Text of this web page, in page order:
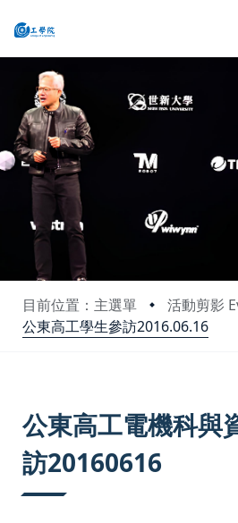
目前位置：主選單
活動剪影
公東高工學生參訪2016.06.16
:::
公東高工電機科與
訪20160616